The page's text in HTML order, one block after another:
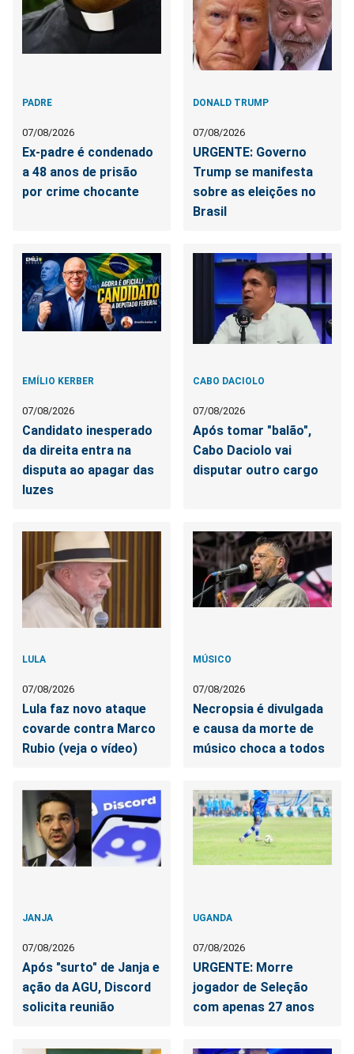
PADRE
07/08/2026
Ex-padre é condenado
a 48 anos de prisão
por crime chocante
DONALD TRUMP
07/08/2026
URGENTE: Governo
Trump se manifesta
sobre as eleições no
Brasil
EMÍLIO KERBER
07/08/2026
Candidato inesperado
da direita entra na
disputa ao apagar das
luzes
CABO DACIOLO
07/08/2026
Após tomar "balão",
Cabo Daciolo vai
disputar outro cargo
LULA
07/08/2026
Lula faz novo ataque
covarde contra Marco
Rubio (veja o vídeo)
MÚSICO
07/08/2026
Necropsia é divulgada
e causa da morte de
músico choca a todos
JANJA
07/08/2026
Após "surto" de Janja e
ação da AGU, Discord
solicita reunião
UGANDA
07/08/2026
URGENTE: Morre
jogador de Seleção
com apenas 27 anos